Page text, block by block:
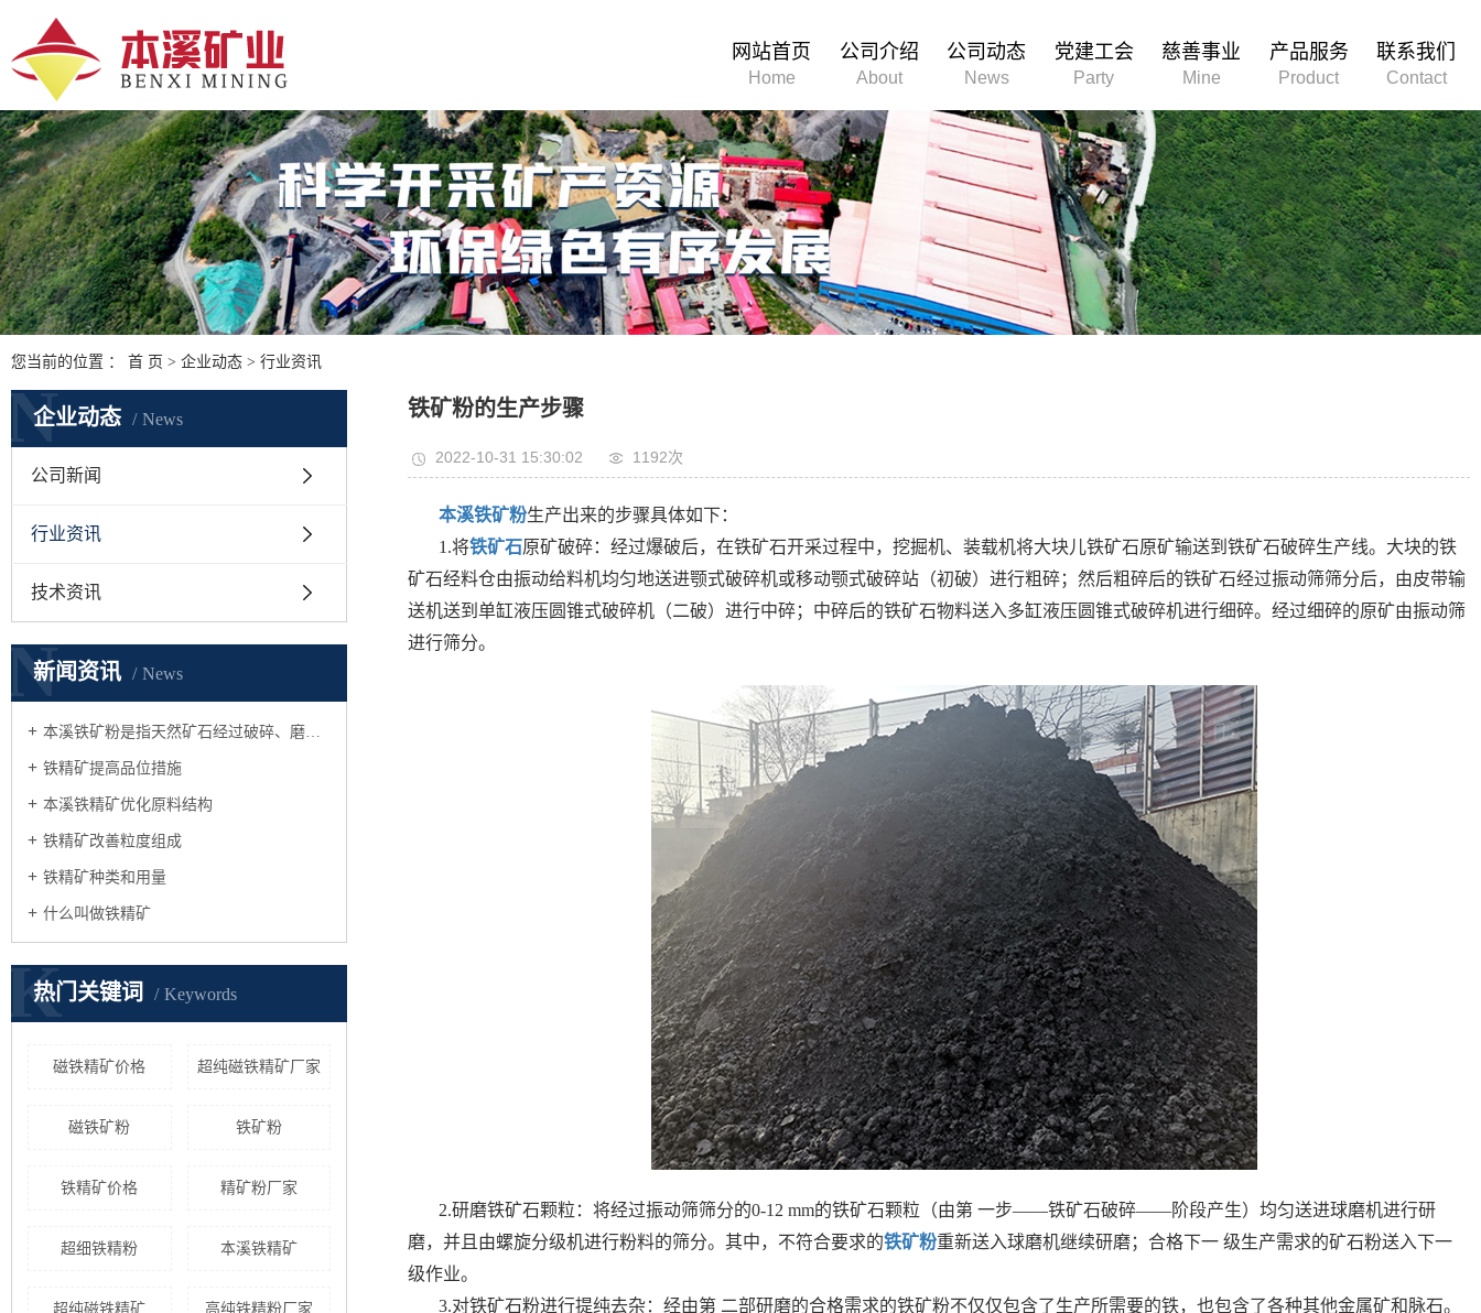
网站首页
Home
公司介绍
About
公司动态
News
党建工会
Party
慈善事业
Mine
产品服务
Product
联系我们
Contact
您当前的位置 ： 首 页 > 企业动态 > 行业资讯
企业动态 News
N
公司新闻
行业资讯
技术资讯
新闻资讯 News
N
本溪铁矿粉是指天然矿石经过破碎、磨碎、选矿等加工处理成的精矿粉
铁精矿提高品位措施
本溪铁精矿优化原料结构
铁精矿改善粒度组成
铁精矿种类和用量
什么叫做铁精矿
热门关键词 Keywords
K
磁铁精矿价格 超纯磁铁精矿厂家
磁铁矿粉 铁矿粉
铁精矿价格 精矿粉厂家
超细铁精粉 本溪铁精矿
超纯磁铁精矿 高纯铁精粉厂家
铁矿粉的生产步骤
2022-10-31 15:30:02 1192次
本溪铁矿粉生产出来的步骤具体如下：
1.将铁矿石原矿破碎：经过爆破后，在铁矿石开采过程中，挖掘机、装载机将大块儿铁矿石原矿输送到铁矿石破碎生产线。大块的铁
矿石经料仓由振动给料机均匀地送进颚式破碎机或移动颚式破碎站（初破）进行粗碎；然后粗碎后的铁矿石经过振动筛筛分后，由皮带输
送机送到单缸液压圆锥式破碎机（二破）进行中碎；中碎后的铁矿石物料送入多缸液压圆锥式破碎机进行细碎。经过细碎的原矿由振动筛
进行筛分。
2.研磨铁矿石颗粒：将经过振动筛筛分的0-12 mm的铁矿石颗粒（由第 一步——铁矿石破碎——阶段产生）均匀送进球磨机进行研
磨，并且由螺旋分级机进行粉料的筛分。其中，不符合要求的铁矿粉重新送入球磨机继续研磨；合格下一 级生产需求的矿石粉送入下一
级作业。
3.对铁矿石粉进行提纯去杂：经由第 二部研磨的合格需求的铁矿粉不仅仅包含了生产所需要的铁，也包含了各种其他金属矿和脉石。